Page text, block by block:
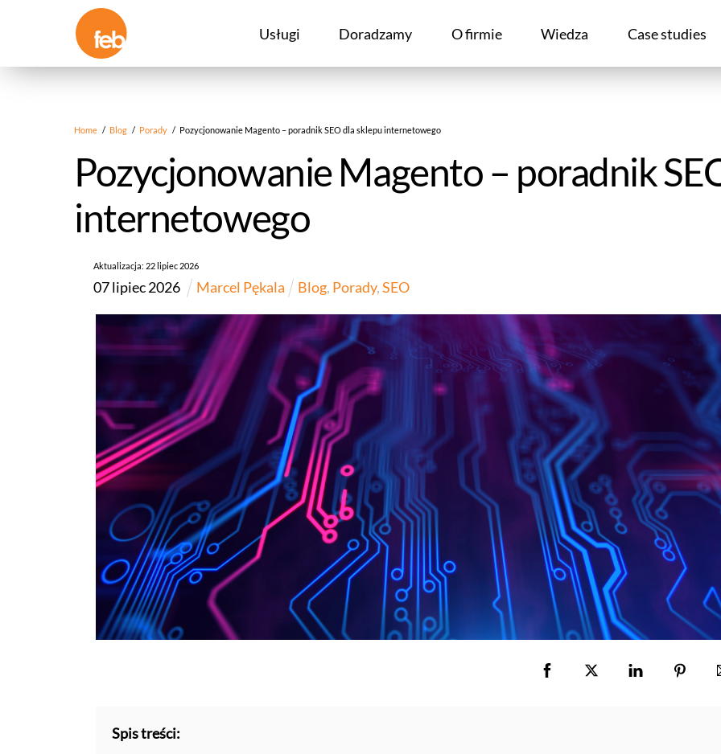
Usługi Doradzamy O firmie Wiedza Case studies
Home / Blog / Porady / Pozycjonowanie Magento – poradnik SEO dla sklepu internetowego
Pozycjonowanie Magento – poradnik
internetowego
Aktualizacja: 22lipiec 2026
07lipiec2026 Marcel Pękala Blog, Porady,SEO
Spis treści: